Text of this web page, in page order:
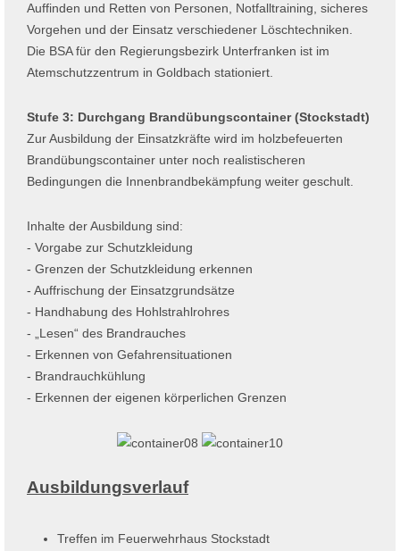
Auffinden und Retten von Personen, Notfalltraining, sicheres
Vorgehen und der Einsatz verschiedener Löschtechniken.
Die BSA für den Regierungsbezirk Unterfranken ist im
Atemschutzzentrum in Goldbach stationiert.
Stufe 3: Durchgang Brandübungscontainer (Stockstadt)
Zur Ausbildung der Einsatzkräfte wird im holzbefeuerten
Brandübungscontainer unter noch realistischeren
Bedingungen die Innenbrandbekämpfung weiter geschult.
Inhalte der Ausbildung sind:
- Vorgabe zur Schutzkleidung
- Grenzen der Schutzkleidung erkennen
- Auffrischung der Einsatzgrundsätze
- Handhabung des Hohlstrahlrohres
- „Lesen“ des Brandrauches
- Erkennen von Gefahrensituationen
- Brandrauchkühlung
- Erkennen der eigenen körperlichen Grenzen
Ausbildungsverlauf
Treffen im Feuerwehrhaus Stockstadt